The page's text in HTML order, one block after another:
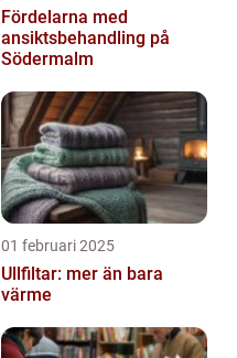
Fördelarna med
ansiktsbehandling på
Södermalm
01 februari 2025
Ullfiltar: mer än bara
värme